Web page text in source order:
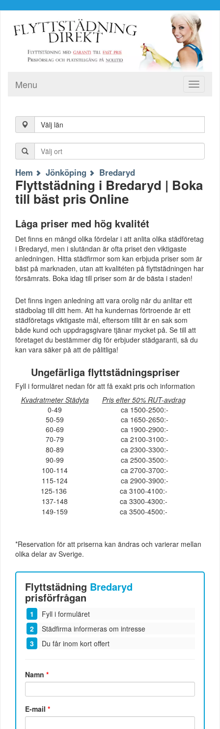
Toggle
Menu
Välj län
Hem Jönköping Bredaryd
Flyttstädning i Bredaryd | Boka
till bäst pris Online
Låga priser med hög kvalitét
Det finns en mängd olika fördelar i att anlita olika städföretag
i Bredaryd, men i slutändan är ofta priset den viktigaste
anledningen. Hitta städfirmor som kan erbjuda priser som är
bäst på marknaden, utan att kvalitéten på flyttstädningen har
försämrats. Boka idag till priser som är de bästa i staden!
Det finns ingen anledning att vara orolig när du anlitar ett
städbolag till ditt hem. Att ha kundernas förtroende är ett
städföretags viktigaste mål, eftersom tillit är en sak som
både kund och uppdragsgivare tjänar mycket på. Se till att
företaget du bestämmer dig för erbjuder städgaranti, så du
kan vara säker på att de pålitliga!
Ungefärliga flyttstädningspriser
Fyll i formuläret nedan för att få exakt pris och information
Kvadratmeter Städyta
Pris efter 50% RUT-avdrag
0-49
ca 1500-2500:-
50-59
ca 1650-2650:-
60-69
ca 1900-2900:-
70-79
ca 2100-3100:-
80-89
ca 2300-3300:-
90-99
ca 2500-3500:-
100-114
ca 2700-3700:-
115-124
ca 2900-3900:-
125-136
ca 3100-4100:-
137-148
ca 3300-4300:-
149-159
ca 3500-4500:-
*Reservation för att priserna kan ändras och varierar mellan
olika delar av Sverige.
Flyttstädning Bredaryd
prisförfrågan
Fyll i formuläret
Städfirma informeras om intresse
Du får inom kort offert
Namn*
E-mail*